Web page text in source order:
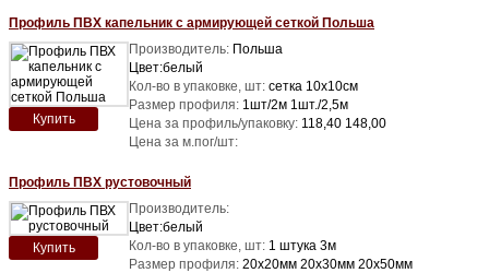
Профиль ПВХ капельник с армирующей сеткой Польша
Купить
Производитель: Польша
Цвет:белый
Кол-во в упаковке, шт: сетка 10х10см
Размер профиля: 1шт/2м 1шт./2,5м
Цена за профиль/упаковку: 118,40 148,00
Цена за м.пог/шт:
Профиль ПВХ рустовочный
Купить
Производитель:
Цвет:белый
Кол-во в упаковке, шт: 1 штука 3м
Размер профиля: 20х20мм 20х30мм 20х50мм